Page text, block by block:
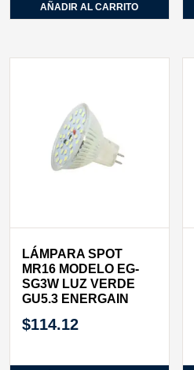
AÑADIR AL CARRITO
LÁMPARA SPOT
MR16 MODELO EG-
SG3W LUZ VERDE
GU5.3 ENERGAIN
$114.12